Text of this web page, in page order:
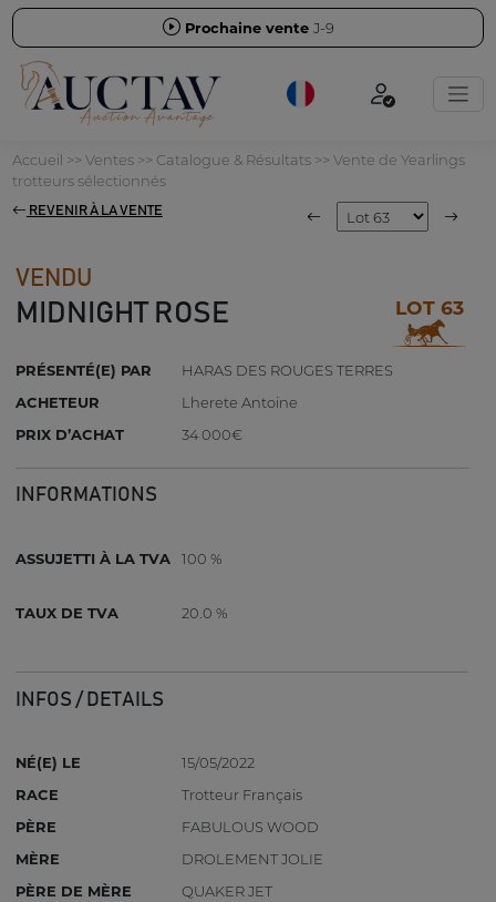
Prochaine vente J-9
Accueil >> Ventes>> Catalogue & Résultats>> Vente de Yearlings
trotteurs sélectionnés
REVENIR À LA VENTE
VENDU
MIDNIGHT ROSE LOT 63
PRÉSENTÉ(E) PAR
HARAS DES ROUGES TERRES
ACHETEUR
Lherete Antoine
PRIX D’ACHAT
34 000€
INFORMATIONS
ASSUJETTI À LA TVA 100 %
TAUX DE TVA 20.0 %
INFOS / DETAILS
NÉ(E) LE
15/05/2022
RACE
Trotteur Français
PÈRE
FABULOUS WOOD
MÈRE
DROLEMENT JOLIE
PÈRE DE MÈRE
QUAKER JET